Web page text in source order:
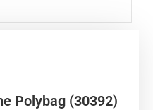
Polybag (30392)